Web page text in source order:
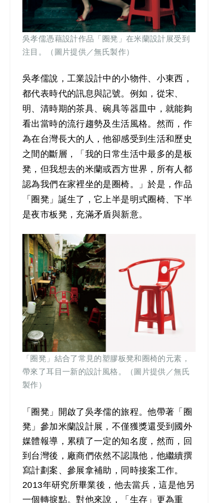
吳孝儒憑藉設計作品「圈凳」在米蘭設計展受到
注目。（圖片提供／無氏製作）
吳孝儒說，工業設計中的小物件、小東西，
都代表時代的訊息與記號。例如，從宋、
明、清時期的茶具、碗具等器皿中，就能夠
看出當時的流行趨勢及生活風格。然而，作
為在台灣長大的人，他卻感受到生活和歷史
之間的斷層，「我的日常生活中最多的是板
凳，但我想去的米蘭或西方世界，所有人都
認為我們在家裡坐的是圈椅。」於是，作品
「圈凳」誕生了，它上半是明式圈椅、下半
是夜市板凳，充滿矛盾與新意。
「圈凳」結合了常見的塑膠板凳和圈椅的元素，
帶來了耳目一新的設計風格。（圖片提供／無氏
製作）
「圈凳」開啟了吳孝儒的旅程。他帶著「圈
凳」參加米蘭設計展，不僅獲獎還受到國外
媒體報導，累積了一定的知名度，然而，回
到台灣後，廠商們依然不認識他，他繼續撰
寫計劃案、參展拿補助，同時接案工作。
2013年研究所畢業後，他去當兵，這是他另
一個轉捩點。對他來說，「生存」更為重